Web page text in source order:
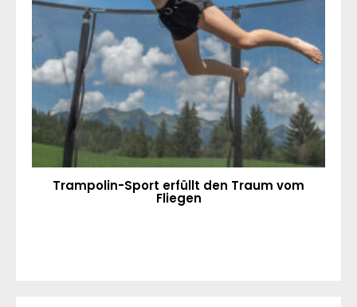
Trampolin-Sport erfüllt den Traum vom
Fliegen